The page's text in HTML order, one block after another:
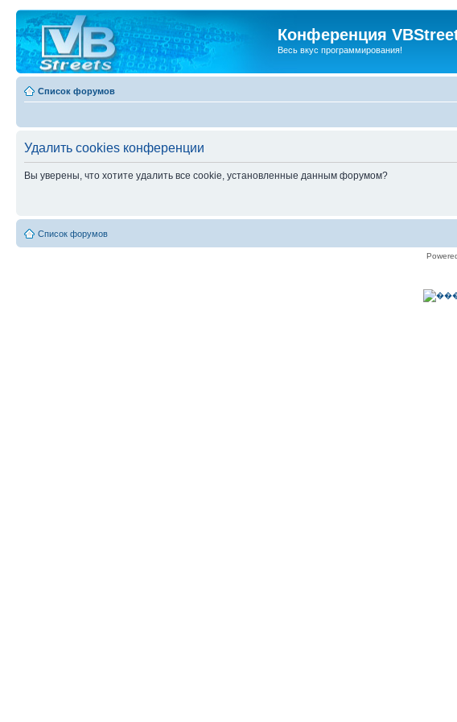
Конференция
Весь вкус программирования!
Список форумов
Удалить cookies конференции
Вы уверены, что хотите удалить все cookie, установленные данным форумом?
Список форумов